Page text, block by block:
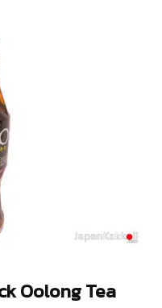
Oolong Tea